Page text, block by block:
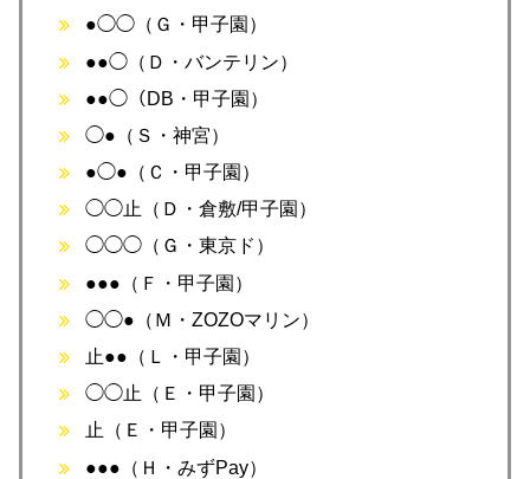
●◯◯（Ｇ・甲子園）
●●◯（Ｄ・バンテリン）
●●◯（DB・甲子園）
◯●（Ｓ・神宮）
●◯●（Ｃ・甲子園）
◯◯止（Ｄ・倉敷/甲子園）
◯◯◯（Ｇ・東京ド）
●●●（Ｆ・甲子園）
◯◯●（Ｍ・ZOZOマリン）
止●●（Ｌ・甲子園）
◯◯止（Ｅ・甲子園）
止（Ｅ・甲子園）
●●●（Ｈ・みずPay）